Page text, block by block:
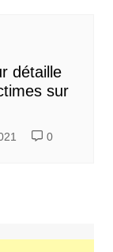
détaille
sur
0